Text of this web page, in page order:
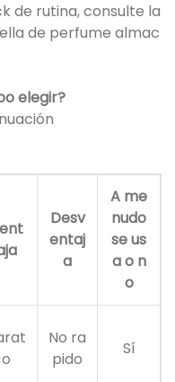
de rutina, consulte la
de perfume almac
elegir?
Desv
entaj
a
A me
nudo
se us
a o n
o
o
No ra
pido
Sí